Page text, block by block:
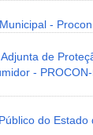
-
de
-
do Estado